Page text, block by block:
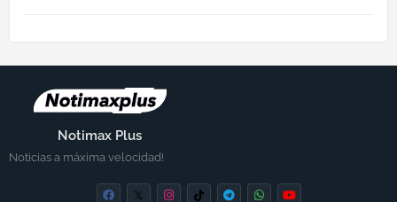
Notimax Plus
Noticias a máxima velocidad!